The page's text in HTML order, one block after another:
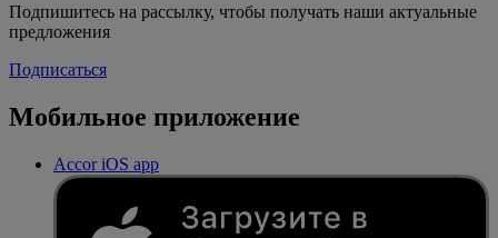
Подпишитесь на рассылку, чтобы получать наши актуальные
предложения
Подписаться
Мобильное приложение
Accor iOS app